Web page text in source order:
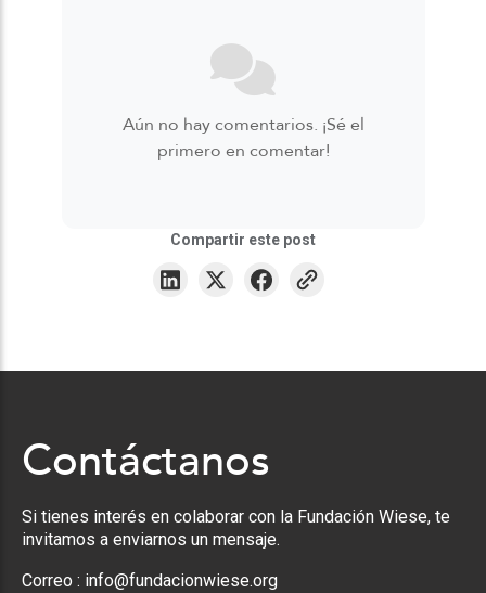
Aún no hay comentarios. ¡Sé el
primero en comentar!
Compartir este post
Contáctanos
Si tienes interés en colaborar con la Fundación Wiese, te
invitamos a enviarnos un mensaje.
Correo : info@fundacionwiese.org